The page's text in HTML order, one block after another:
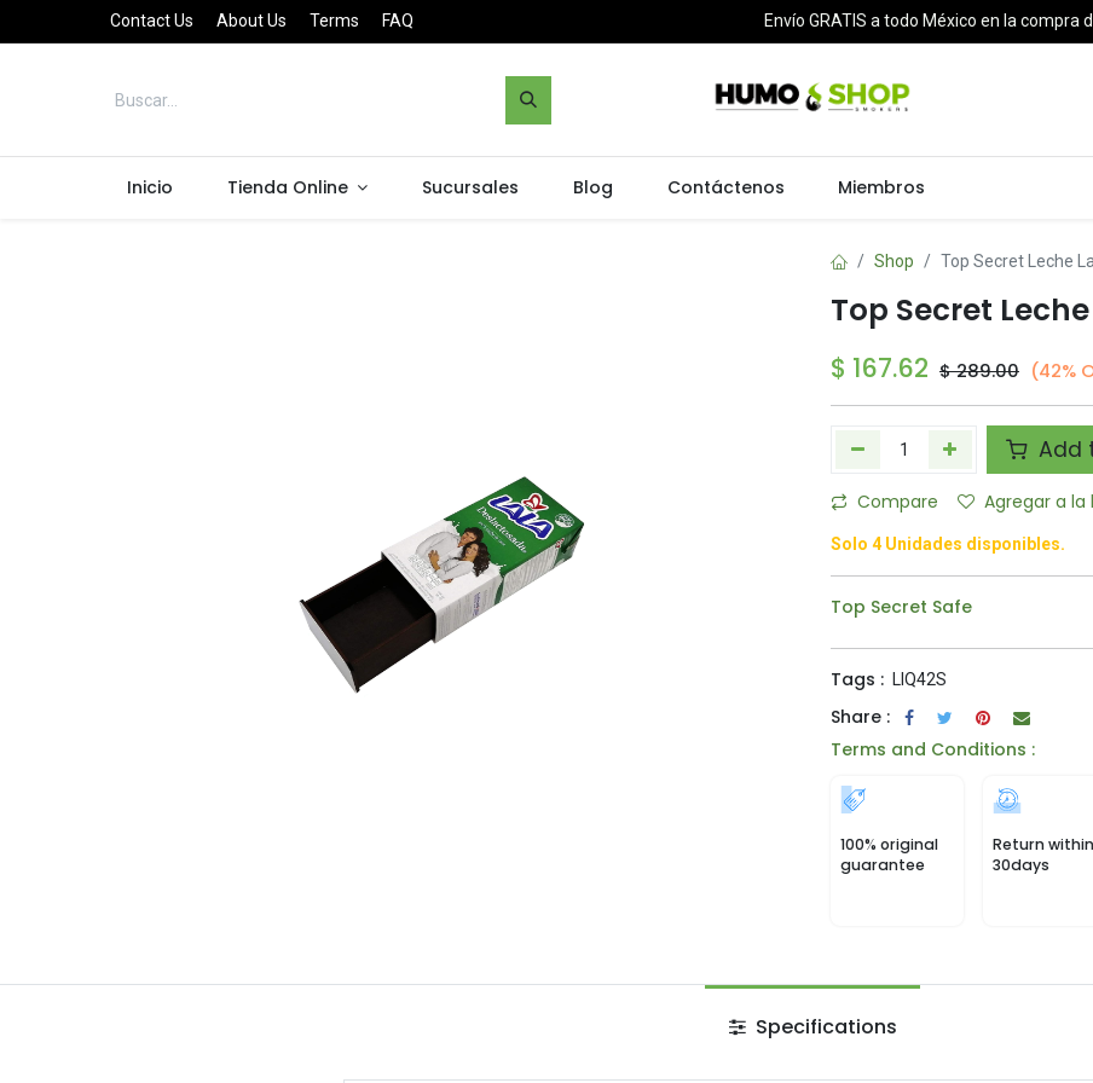
Contact Us About Us Terms FAQ Envío GRATIS a todo México en la compra
Inicio Tienda Online Sucursales Blog Contáctenos Miembros
Shop Top Secret Leche
Top Secret
$ 167.62 $289.00 (42%
Add
Compare Agregar a la
Solo 4 Unidades disponibles.
Top Secret Safe
Tags : LIQ42S
Share :
Terms and Conditions :
100% original
guarantee
Return within
30days
Specifications